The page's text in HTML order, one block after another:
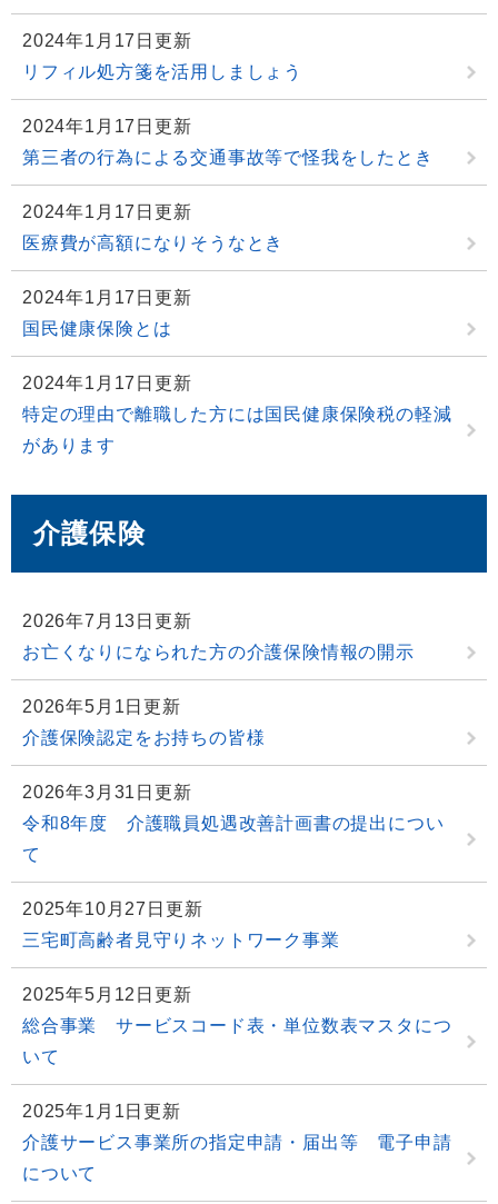
2024年1月17日更新
リフィル処方箋を活用しましょう
2024年1月17日更新
第三者の行為による交通事故等で怪我をしたとき
2024年1月17日更新
医療費が高額になりそうなとき
2024年1月17日更新
国民健康保険とは
2024年1月17日更新
特定の理由で離職した方には国民健康保険税の軽減
があります
介護保険
2026年7月13日更新
お亡くなりになられた方の介護保険情報の開示
2026年5月1日更新
介護保険認定をお持ちの皆様
2026年3月31日更新
令和8年度 介護職員処遇改善計画書の提出につい
て
2025年10月27日更新
三宅町高齢者見守りネットワーク事業
2025年5月12日更新
総合事業 サービスコード表・単位数表マスタにつ
いて
2025年1月1日更新
介護サービス事業所の指定申請・届出等 電子申請
について